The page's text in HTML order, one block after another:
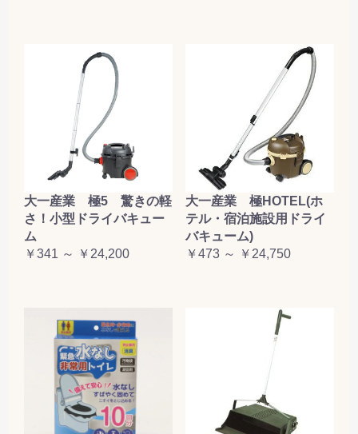
大一産業 極5 驚きの軽
さ！小型ドライバキュー
ム
￥341 ～ ￥24,200
大一産業 極HOTEL(ホ
テル・宿泊施設用ドライ
バキューム)
￥473 ～ ￥24,750